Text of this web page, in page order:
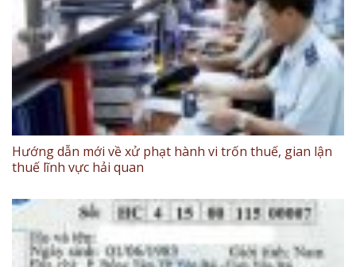
Hướng dẫn mới về xử phạt hành vi trốn thuế, gian lận
thuế lĩnh vực hải quan